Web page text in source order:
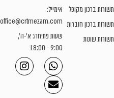
תשורות ברכון מקופל
תשורות ברכון חוברות
תשורות שונות
אימייל:
office@crtmezam.com
שעות פתיחה: א'-ה',
9:00 - 18:00